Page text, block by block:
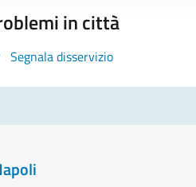
in città
Segnala disservizio